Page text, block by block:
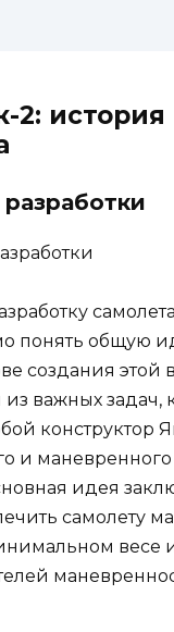
2: история
понять общую
создания этой
важных задач,
конструктор
и маневренного
идея
самолету
весе